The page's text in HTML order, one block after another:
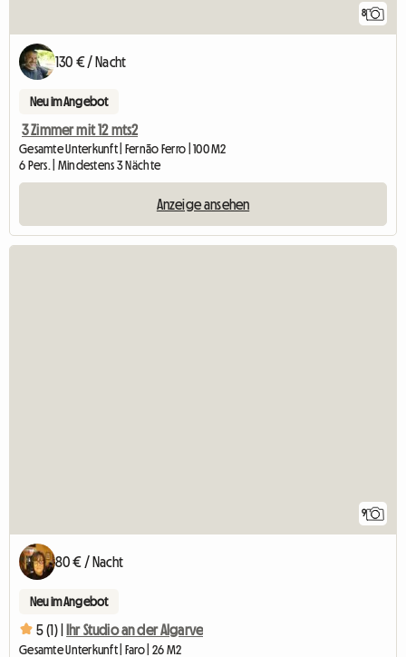
8
130 € / Nacht
Neu im Angebot
3 Zimmer mit 12 mts2
Gesamte Unterkunft | Fernão Ferro | 100 M2
6 Pers. | Mindestens 3 Nächte
Anzeige ansehen
9
80 € / Nacht
Neu im Angebot
5 (1) | Ihr Studio an der Algarve
Gesamte Unterkunft | Faro | 26 M2